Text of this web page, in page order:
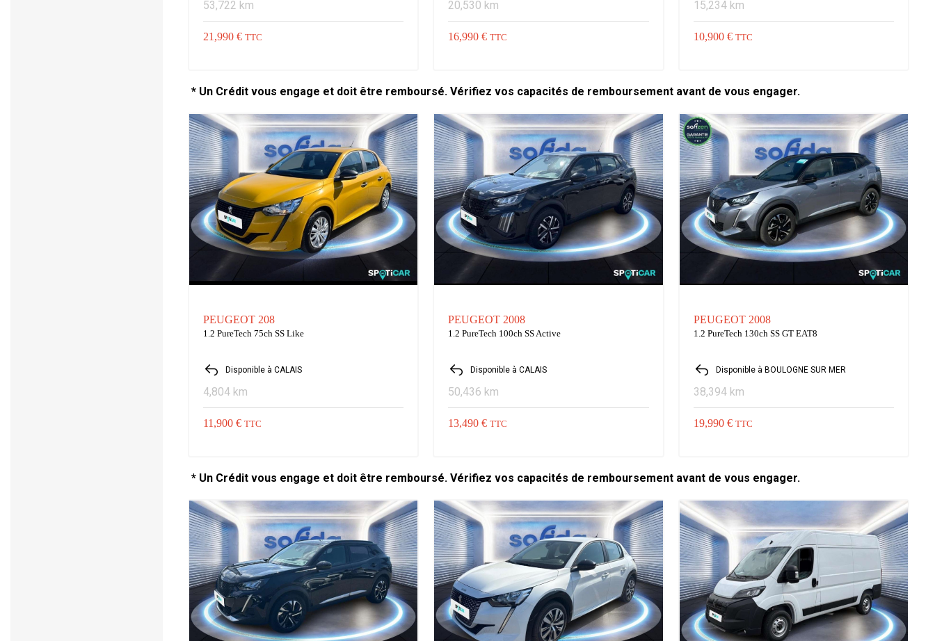
53,722 km
21,990 € TTC
20,530 km
16,990 €TTC
15,234 km
10,900 € TTC
* Un Crédit vous engage et doit être remboursé. Vérifiez vos capacités de remboursement avant de vous engager.
PEUGEOT 208
1.2 PureTech 75ch SS Like
Disponible à CALAIS
4,804 km
11,900 € TTC
PEUGEOT 2008
1.2 PureTech 100ch SS Active
Disponible à CALAIS
50,436 km
13,490 €TTC
PEUGEOT 2008
1.2 PureTech 130ch SS GT EAT8
Disponible à BOULOGNE SUR MER
38,394 km
19,990 € TTC
* Un Crédit vous engage et doit être remboursé. Vérifiez vos capacités de remboursement avant de vous engager.